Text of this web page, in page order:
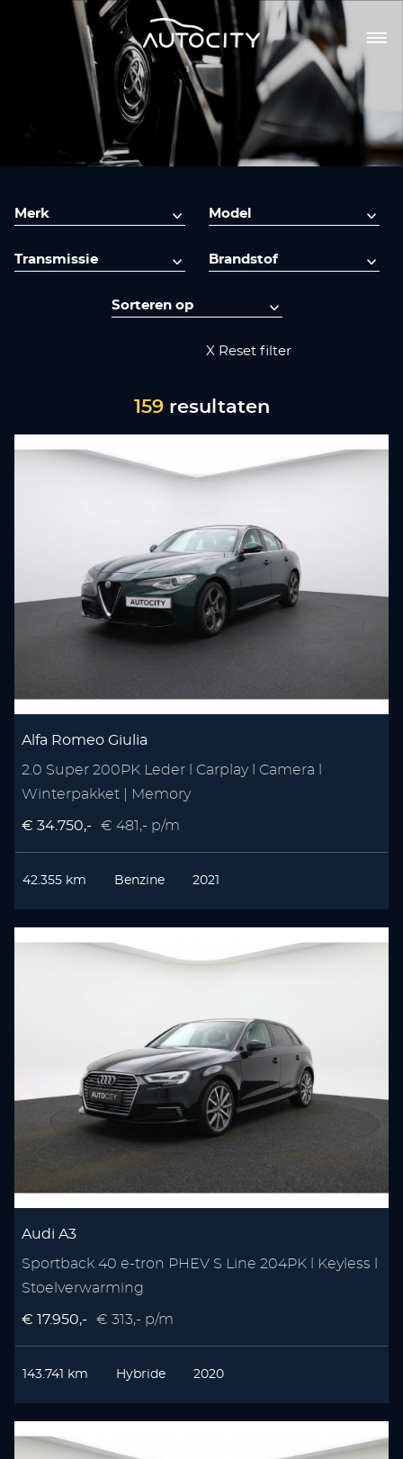
X Reset filter
159resultaten
Alfa Romeo Giulia
2.0 Super 200PK Leder l Carplay l Camera l
Winterpakket | Memory
€ 34.750,- € 481,- p/m
42.355 km Benzine 2021
Audi A3
Sportback 40 e-tron PHEV S Line 204PK l Keyless l
Stoelverwarming
€ 17.950,- € 313,- p/m
143.741 km Hybride 2020